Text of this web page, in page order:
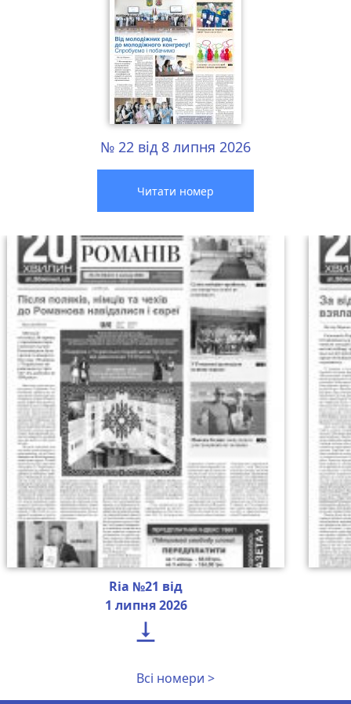
№ 22 від 8 липня 2026
Читати номер
Ria №21 від
1 липня 2026

Всі номери >